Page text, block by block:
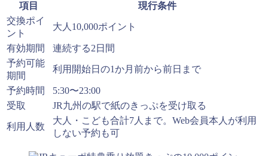
項目
現行条件
交換ポイ
ント
大人10,000ポイント
有効期間
連続する2日間
予約可能
期間
利用開始日の1か月前から前日まで
予約時間
5:30〜23:00
受取
JR九州の駅で紙のきっぷを受け取る
利用人数
大人・こども合計7人まで。Web会員本人が利用
しない予約も可